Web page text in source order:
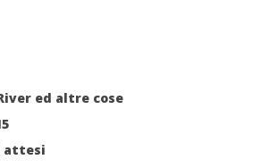
ed altre cose
attesi